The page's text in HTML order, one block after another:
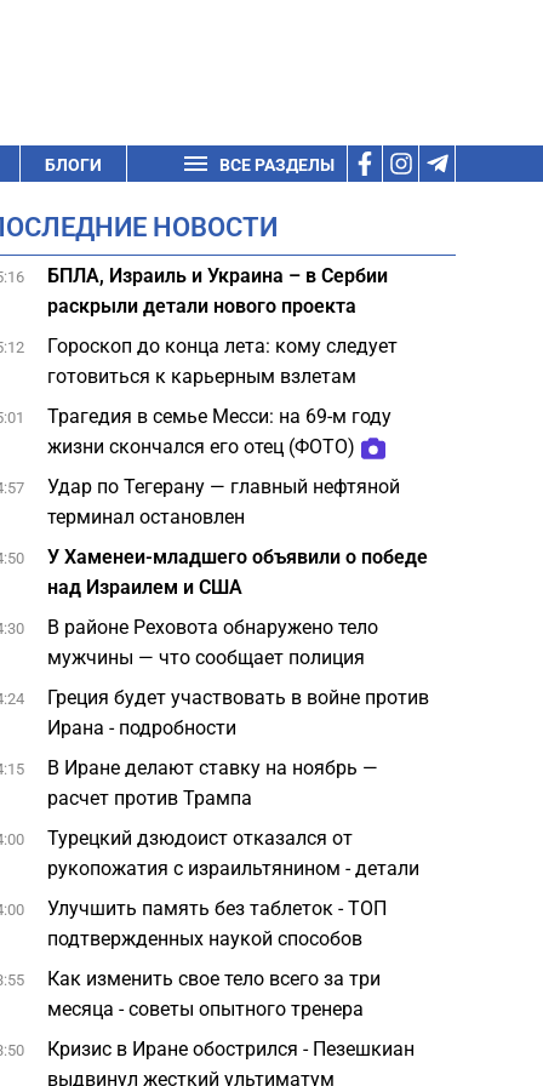
БЛОГИ ВСЕ РАЗДЕЛЫ
НОВОСТИ
БПЛА, Израиль и Украина – в Сербии
раскрыли детали нового проекта
Гороскоп до конца лета: кому следует
готовиться к карьерным взлетам
Трагедия в семье Месси: на 69-м году
жизни скончался его отец (ФОТО)
Удар по Тегерану — главный нефтяной
терминал остановлен
У Хаменеи-младшего объявили о победе
над Израилем и США
В районе Реховота обнаружено тело
мужчины — что сообщает полиция
Греция будет участвовать в войне против
Ирана - подробности
В Иране делают ставку на ноябрь —
расчет против Трампа
Турецкий дзюдоист отказался от
рукопожатия с израильтянином - детали
Улучшить память без таблеток - ТОП
подтвержденных наукой способов
Как изменить свое тело всего за три
месяца - советы опытного тренера
Кризис в Иране обострился - Пезешкиан
выдвинул жесткий ультиматум